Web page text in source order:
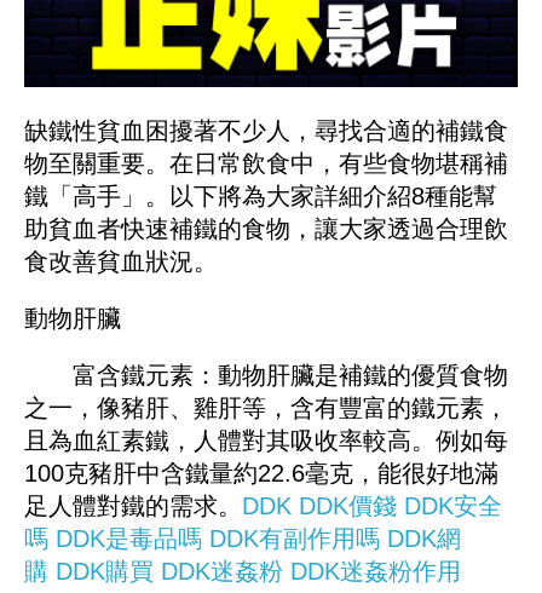
缺鐵性貧血困擾著不少人，尋找合適的補鐵食
物至關重要。在日常飲食中，有些食物堪稱補
鐵「高手」。以下將為大家詳細介紹8種能幫
助貧血者快速補鐵的食物，讓大家透過合理飲
食改善貧血狀況。
動物肝臟
富含鐵元素：動物肝臟是補鐵的優質食物
之一，像豬肝、雞肝等，含有豐富的鐵元素，
且為血紅素鐵，人體對其吸收率較高。例如每
100克豬肝中含鐵量約22.6毫克，能很好地滿
足人體對鐵的需求。 DDK DDK價錢 DDK安全
嗎 DDK是毒品嗎 DDK有副作用嗎 DDK網
購 DDK購買 DDK迷姦粉 DDK迷姦粉作用